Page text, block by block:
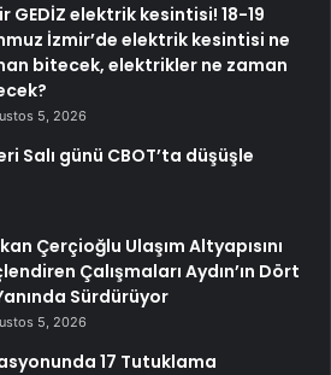
GEDİZ elektrik kesintisi! 18-19
İzmir’de elektrik kesintisi ne
bitecek, elektrikler ne zaman
5, 2026
Salı günü CBOT’ta düşüşle
Çerçioğlu Ulaşım Altyapısını
Çalışmaları Aydın’ın Dört
Sürdürüyor
5, 2026
17 Tutuklama